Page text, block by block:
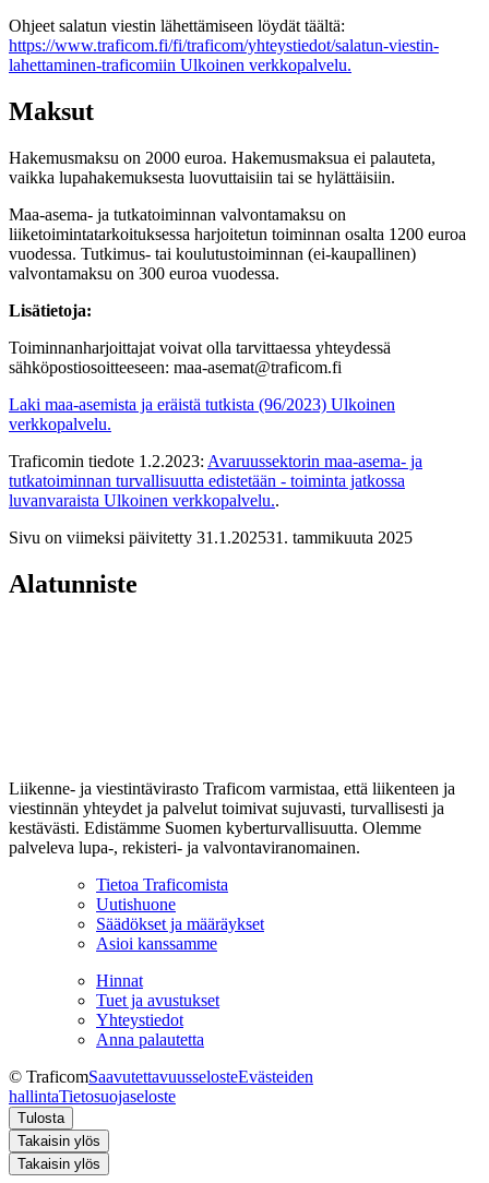
Ohjeet salatun viestin lähettämiseen löydät täältä:
https://www.traficom.fi/fi/traficom/yhteystiedot/salatun-viestin-
lahettaminen-traficomiin Ulkoinen verkkopalvelu.
Maksut
Hakemusmaksu on 2000 euroa. Hakemusmaksua ei palauteta,
vaikka lupahakemuksesta luovuttaisiin tai se hylättäisiin.
Maa-asema- ja tutkatoiminnan valvontamaksu on
liiketoimintatarkoituksessa harjoitetun toiminnan osalta 1200 euroa
vuodessa. Tutkimus- tai koulutustoiminnan (ei-kaupallinen)
valvontamaksu on 300 euroa vuodessa.
Lisätietoja:
Toiminnanharjoittajat voivat olla tarvittaessa yhteydessä
sähköpostiosoitteeseen: maa-asemat@traficom.fi
Laki maa-asemista ja eräistä tutkista (96/2023) Ulkoinen
verkkopalvelu.
Traficomin tiedote 1.2.2023: Avaruussektorin maa-asema- ja
tutkatoiminnan turvallisuutta edistetään - toiminta jatkossa
luvanvaraista Ulkoinen verkkopalvelu..
Sivu on viimeksi päivitetty 31.1.202531. tammikuuta 2025
Alatunniste
Liikenne- ja viestintävirasto Traficom varmistaa, että liikenteen ja
viestinnän yhteydet ja palvelut toimivat sujuvasti, turvallisesti ja
kestävästi. Edistämme Suomen kyberturvallisuutta. Olemme
palveleva lupa-, rekisteri- ja valvontaviranomainen.
Tietoa Traficomista
Uutishuone
Säädökset ja määräykset
Asioi kanssamme
Hinnat
Tuet ja avustukset
Yhteystiedot
Anna palautetta
© TraficomSaavutettavuusselosteEvästeiden
hallintaTietosuojaseloste
Tulosta
Takaisin ylös
Takaisin ylös